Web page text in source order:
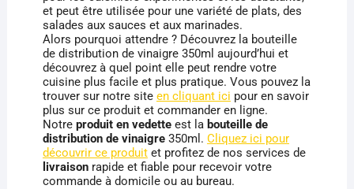
et peut être utilisée pour une variété de plats, des
salades aux sauces et aux marinades.
Alors pourquoi attendre ? Découvrez la bouteille
de distribution de vinaigre 350ml aujourd’hui et
découvrez à quel point elle peut rendre votre
cuisine plus facile et plus pratique. Vous pouvez la
trouver sur notre site en cliquant ici pour en savoir
plus sur ce produit et commander en ligne.
Notre produit en vedetteest la bouteille de
distribution de vinaigre350ml. Cliquez ici pour
découvrir ce produitet profitez de nos services de
livraisonrapide et fiable pour recevoir votre
commande à domicile ou au bureau.